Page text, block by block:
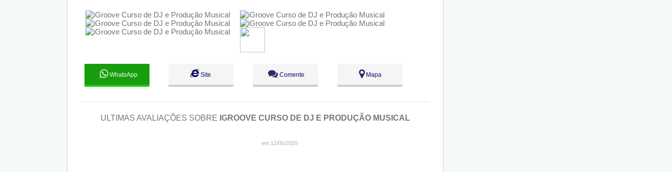
WhatsApp Site Comente Mapa
ULTIMAS AVALIAÇÕES SOBRE IGROOVE CURSO DE DJ E PRODUÇÃO MUSICAL
em 12/05/2020